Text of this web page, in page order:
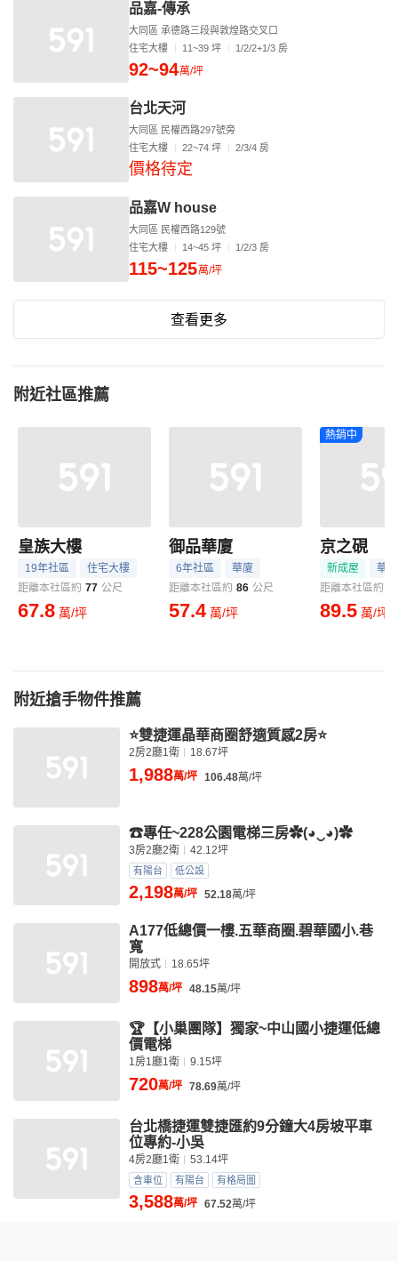
品嘉-傳承
大同區 承德路三段與敦煌路交叉口
住宅大樓
11~39 坪 1/2/2+1/3 房
92~94萬/坪
台北天河
大同區 民權西路297號旁
住宅大樓
22~74 坪 2/3/4 房
價格待定
品嘉W house
大同區 民權西路129號
住宅大樓
14~45 坪 1/2/3 房
115~125萬/坪
查看更多
附近社區推薦
皇族大樓
19年社區
住宅大樓
距離本社區約 77 公尺
67.8 萬/坪
御品華廈
6年社區
華廈
距離本社區約 86 公尺
57.4 萬/坪
熱銷中
京之硯
新成屋
華廈
距離本社區約
89.5 萬/坪
附近搶手物件推薦
⭐雙捷運晶華商圈舒適質感2房⭐
2房2廳1衛 18.67坪
1,988萬/坪 106.48萬/坪
☎專任~228公園電梯三房✿(◕‿◕)✿
3房2廳2衛 42.12坪
有陽台 低公設
2,198萬/坪 52.18萬/坪
A177低總價一樓.五華商圈.碧華國小.巷
寬
開放式 18.65坪
898萬/坪 48.15萬/坪
🏆【小巢團隊】獨家~中山國小捷運低總
價電梯
1房1廳1衛 9.15坪
720萬/坪 78.69萬/坪
台北橋捷運雙捷匯約9分鐘大4房坡平車
位專約-小吳
4房2廳1衛 53.14坪
含車位 有陽台 有格局圖
3,588萬/坪 67.52萬/坪